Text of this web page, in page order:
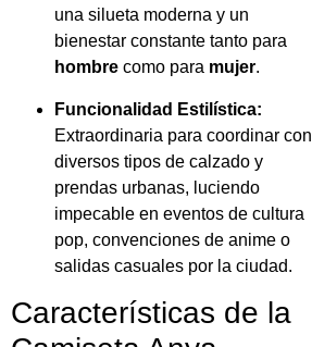
una silueta moderna y un
bienestar constante tanto para
hombre como para mujer.
Funcionalidad Estilística:
Extraordinaria para coordinar con
diversos tipos de calzado y
prendas urbanas, luciendo
impecable en eventos de cultura
pop, convenciones de anime o
salidas casuales por la ciudad.
Características de la